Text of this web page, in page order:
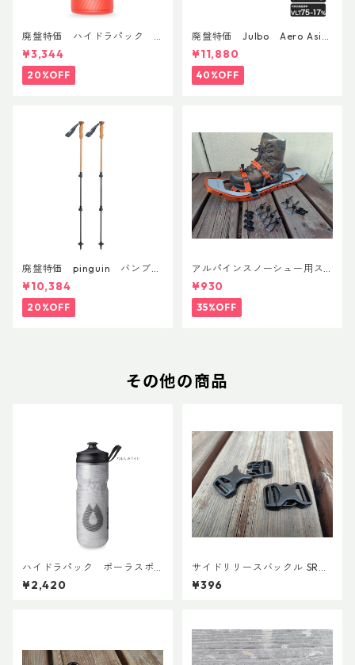
廃盤特価 ハイドラパック
フラックス 750ml
¥3,344
20%OFF
廃盤特価 Julbo Aero Asia
nFit
¥11,880
40%OFF
廃盤特価 pinguin バンブー
FLフォーム(ペア)
¥10,384
20%OFF
アルパインスノーシュー用ス
トラップキャッチ(ペア)
¥930
35%OFF
その他の商品
ハイドラパック ポーラスポ
ーツ 600ml
¥2,420
サイドリリースバックル SRG
MD 両引き 20mm (２個)
¥396